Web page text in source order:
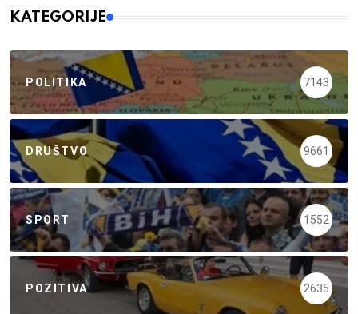
KATEGORIJE
POLITIKA 7143
DRUŠTVO 9661
SPORT 1552
POZITIVA 2635